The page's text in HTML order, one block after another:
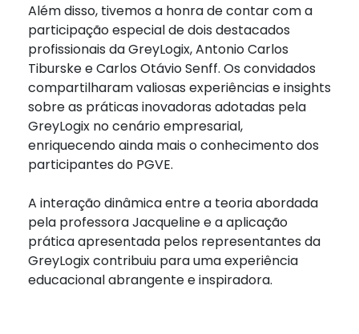
Além disso, tivemos a honra de contar com a
participação especial de dois destacados
profissionais da GreyLogix, Antonio Carlos
Tiburske e Carlos Otávio Senff. Os convidados
compartilharam valiosas experiências e insights
sobre as práticas inovadoras adotadas pela
GreyLogix no cenário empresarial,
enriquecendo ainda mais o conhecimento dos
participantes do PGVE.
A interação dinâmica entre a teoria abordada
pela professora Jacqueline e a aplicação
prática apresentada pelos representantes da
GreyLogix contribuiu para uma experiência
educacional abrangente e inspiradora.